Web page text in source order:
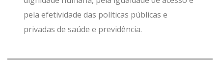
pela efetividade das políticas públicas e
privadas de saúde e previdência.